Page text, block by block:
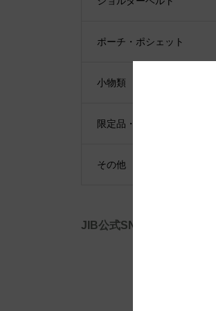
ポーチ・ポシェット
小物類
限定品・限定カラー
その他
JIB公式SNS